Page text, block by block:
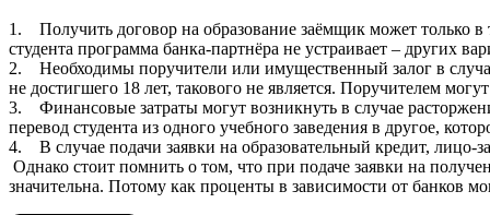
1. Получить договор на образование заёмщик может только в
студента программа банка-партнёра не устраивает – других
2. Необходимы поручители или имущественный залог в
не достигшего 18 лет, такового не является. Поручителем
3. Финансовые затраты могут возникнуть в случае
перевод студента из одного учебного заведения в другое,
4. В случае подачи заявки на образовательный кредит,
Однако стоит помнить о том, что при подаче заявки на
значительна. Потому как проценты в зависимости от банков